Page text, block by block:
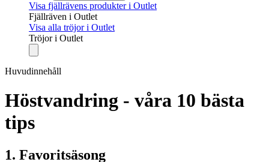
Visa fjällrävens produkter i Outlet
Fjällräven i Outlet
Visa alla tröjor i Outlet
Tröjor i Outlet
Huvudinnehåll
Höstvandring - våra 10 bästa
tips
1. Favoritsäsong